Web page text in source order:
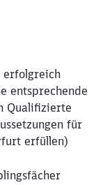
erfolgreich
entsprechende
Qualifizierte
für
erfüllen)